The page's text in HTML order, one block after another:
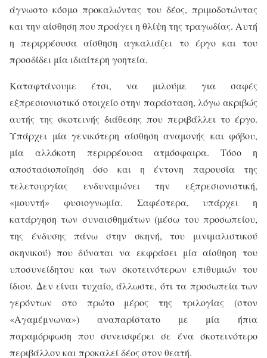
άγνωστο κόσμο προκαλώντας του δέος, πριμοδοτώντας
και την αίσθηση που προάγει η θλίψη της τραγωδίας. Αυτή
η περιρρέουσα αίσθηση αγκαλιάζει το έργο και του
προσδίδει μία ιδιαίτερη γοητεία.
Καταφτάνουμε έτσι, να μιλούμε για σαφές
εξπρεσιονιστικό στοιχείο στην παράσταση, λόγω ακριβώς
αυτής της σκοτεινής διάθεσης που περιβάλλει το έργο.
Υπάρχει μία γενικότερη αίσθηση αναμονής και φόβου,
μία αλλόκοτη περιρρέουσα ατμόσφαιρα. Τόσο η
αποστασιοποίηση όσο και η έντονη παρουσία της
τελετουργίας ενδυναμώνει την εξπρεσιονιστική,
«μουντή» φυσιογνωμία. Σαφέστερα, υπάρχει η
κατάργηση των συναισθημάτων (μέσω του προσωπείου,
της ένδυσης πάνω στην σκηνή, του μινιμαλιστικού
σκηνικού) που δύναται να εκφράσει μία αίσθηση του
υποσυνείδητου και των σκοτεινότερων επιθυμιών του
ίδιου. Δεν είναι τυχαίο, άλλωστε, ότι τα προσωπεία των
γερόντων στο πρώτο μέρος της τριλογίας (στον
«Αγαμέμνωνα») αναπαρίστατο με μία ήπια
παραμόρφωση που συνεισφέρει σε ένα σκοτεινότερο
περιβάλλον και προκαλεί δέος στον θεατή.